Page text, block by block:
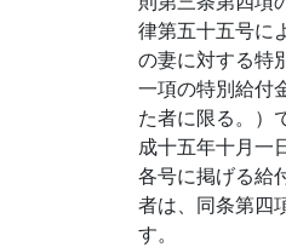
律第五十五号に
の妻に対する特
一項の特別給付
た者に限る。）
成十五年十月一
各号に掲げる給
者は、同条第四
す。